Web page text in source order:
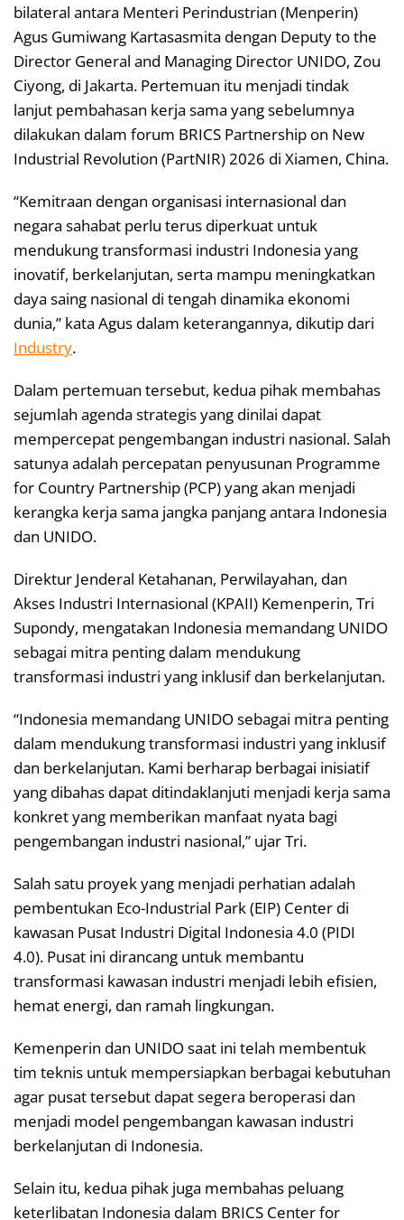
bilateral antara Menteri Perindustrian (Menperin)
Agus Gumiwang Kartasasmita dengan Deputy to the
Director General and Managing Director UNIDO, Zou
Ciyong, di Jakarta. Pertemuan itu menjadi tindak
lanjut pembahasan kerja sama yang sebelumnya
dilakukan dalam forum BRICS Partnership on New
Industrial Revolution (PartNIR) 2026 di Xiamen, China.
“Kemitraan dengan organisasi internasional dan
negara sahabat perlu terus diperkuat untuk
mendukung transformasi industri Indonesia yang
inovatif, berkelanjutan, serta mampu meningkatkan
daya saing nasional di tengah dinamika ekonomi
dunia,” kata Agus dalam keterangannya, dikutip dari
Industry.
Dalam pertemuan tersebut, kedua pihak membahas
sejumlah agenda strategis yang dinilai dapat
mempercepat pengembangan industri nasional. Salah
satunya adalah percepatan penyusunan Programme
for Country Partnership (PCP) yang akan menjadi
kerangka kerja sama jangka panjang antara Indonesia
dan UNIDO.
Direktur Jenderal Ketahanan, Perwilayahan, dan
Akses Industri Internasional (KPAII) Kemenperin, Tri
Supondy, mengatakan Indonesia memandang UNIDO
sebagai mitra penting dalam mendukung
transformasi industri yang inklusif dan berkelanjutan.
“Indonesia memandang UNIDO sebagai mitra penting
dalam mendukung transformasi industri yang inklusif
dan berkelanjutan. Kami berharap berbagai inisiatif
yang dibahas dapat ditindaklanjuti menjadi kerja sama
konkret yang memberikan manfaat nyata bagi
pengembangan industri nasional,” ujar Tri.
Salah satu proyek yang menjadi perhatian adalah
pembentukan Eco-Industrial Park (EIP) Center di
kawasan Pusat Industri Digital Indonesia 4.0 (PIDI
4.0). Pusat ini dirancang untuk membantu
transformasi kawasan industri menjadi lebih efisien,
hemat energi, dan ramah lingkungan.
Kemenperin dan UNIDO saat ini telah membentuk
tim teknis untuk mempersiapkan berbagai kebutuhan
agar pusat tersebut dapat segera beroperasi dan
menjadi model pengembangan kawasan industri
berkelanjutan di Indonesia.
Selain itu, kedua pihak juga membahas peluang
keterlibatan Indonesia dalam BRICS Center for